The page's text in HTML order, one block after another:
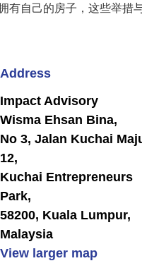
自己的房子，这些举措
Address
Impact Advisory
Wisma Ehsan Bina,
No 3, Jalan Kuchai
12,
Kuchai Entrepreneurs
Park,
58200, Kuala Lumpur,
Malaysia
View larger map